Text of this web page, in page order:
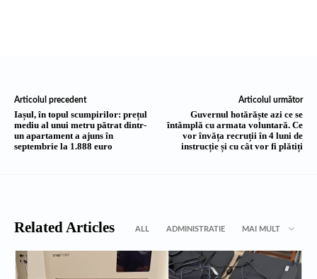
Articolul precedent
Iașul, în topul scumpirilor: prețul
mediu al unui metru pătrat dintr-
un apartament a ajuns în
septembrie la 1.888 euro
Articolul următor
Guvernul hotărăște azi ce se
întâmplă cu armata voluntară. Ce
vor învăța recruții în 4 luni de
instrucție și cu cât vor fi plătiți
Related Articles ALL ADMINISTRATIE MAI MULT